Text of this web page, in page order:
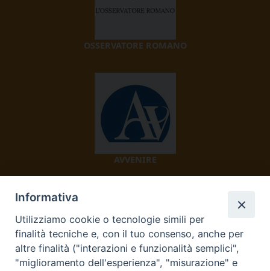
OSSERVATORE ROMANO
AVVENIRE
Informativa
Utilizziamo cookie o tecnologie simili per
finalità tecniche e, con il tuo consenso, anche per
altre finalità ("interazioni e funzionalità semplici",
"miglioramento dell'esperienza", "misurazione" e